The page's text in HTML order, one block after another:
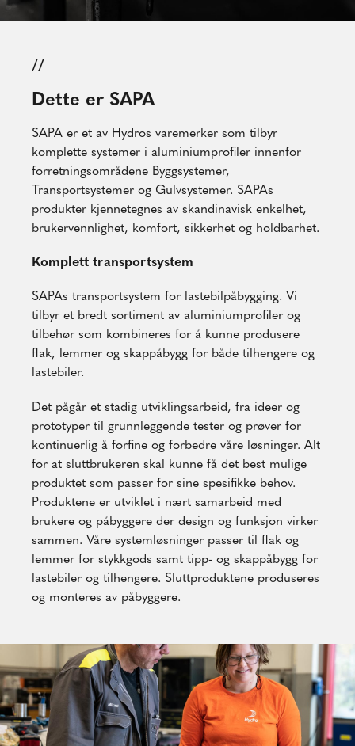
//
Dette er SAPA
SAPA er et av Hydros varemerker som tilbyr
komplette systemer i aluminiumprofiler innenfor
forretningsområdene Byggsystemer,
Transportsystemer og Gulvsystemer. SAPAs
produkter kjennetegnes av skandinavisk enkelhet,
brukervennlighet, komfort, sikkerhet og holdbarhet.
Komplett transportsystem
SAPAs transportsystem for lastebilpåbygging. Vi
tilbyr et bredt sortiment av aluminiumprofiler og
tilbehør som kombineres for å kunne produsere
flak, lemmer og skappåbygg for både tilhengere og
lastebiler.
Det pågår et stadig utviklingsarbeid, fra ideer og
prototyper til grunnleggende tester og prøver for
kontinuerlig å forfine og forbedre våre løsninger. Alt
for at sluttbrukeren skal kunne få det best mulige
produktet som passer for sine spesifikke behov.
Produktene er utviklet i nært samarbeid med
brukere og påbyggere der design og funksjon virker
sammen. Våre systemløsninger passer til flak og
lemmer for stykkgods samt tipp- og skappåbygg for
lastebiler og tilhengere. Sluttproduktene produseres
og monteres av påbyggere.